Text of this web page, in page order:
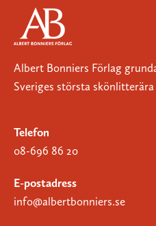
Albert Bonniers Förlag
Sveriges största
Telefon
08-696 86 20
E-postadress
info@albertbonniers.se